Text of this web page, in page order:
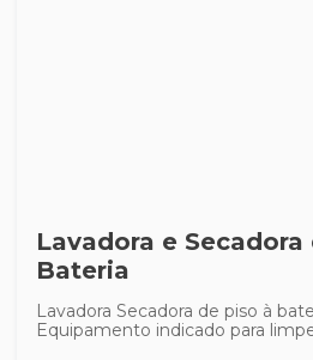
Lavadora e Secadora
Bateria
Lavadora Secadora de piso à
Equipamento indicado para